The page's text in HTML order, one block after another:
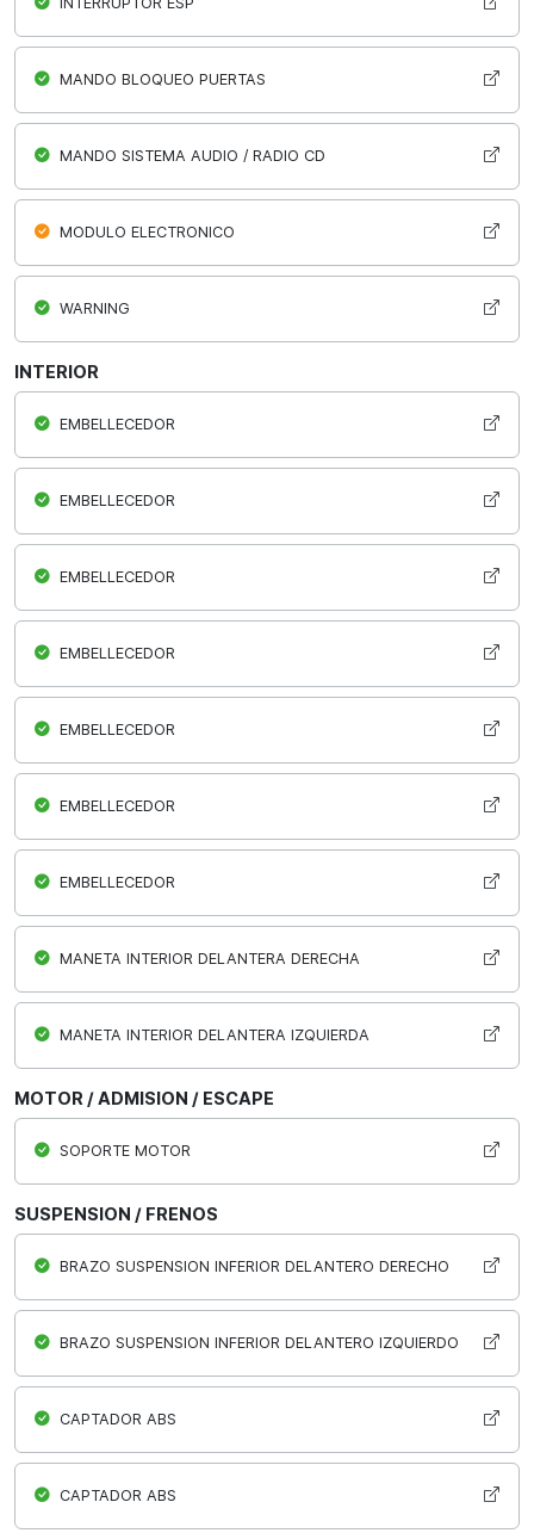
MANDO BLOQUEO PUERTAS
MANDO SISTEMA AUDIO / RADIO CD
MODULO ELECTRONICO
WARNING
INTERIOR
EMBELLECEDOR
EMBELLECEDOR
EMBELLECEDOR
EMBELLECEDOR
EMBELLECEDOR
EMBELLECEDOR
EMBELLECEDOR
MANETA INTERIOR DELANTERA DERECHA
MANETA INTERIOR DELANTERA IZQUIERDA
MOTOR / ADMISION / ESCAPE
SOPORTE MOTOR
SUSPENSION / FRENOS
BRAZO SUSPENSION INFERIOR DELANTERO DERECHO
BRAZO SUSPENSION INFERIOR DELANTERO IZQUIERDO
CAPTADOR ABS
CAPTADOR ABS